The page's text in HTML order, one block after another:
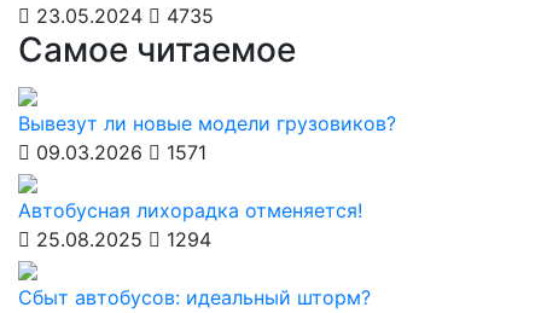
23.05.2024
4735
Самое читаемое
Вывезут ли новые модели грузовиков?
09.03.2026
1571
Автобусная лихорадка отменяется!
25.08.2025
1294
Сбыт автобусов: идеальный шторм?